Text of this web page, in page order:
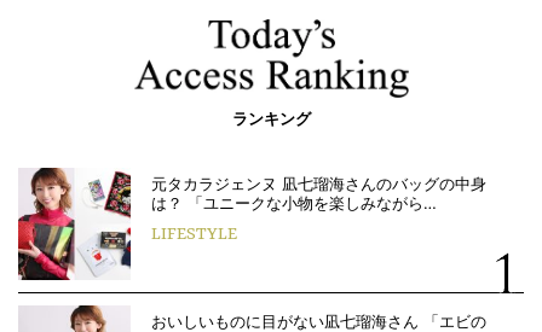
ランキング
元タカラジェンヌ 凪七瑠海さんのバッグの中身
は？ 「ユニークな小物を楽しみながら…
LIFESTYLE
おいしいものに目がない凪七瑠海さん 「エビの